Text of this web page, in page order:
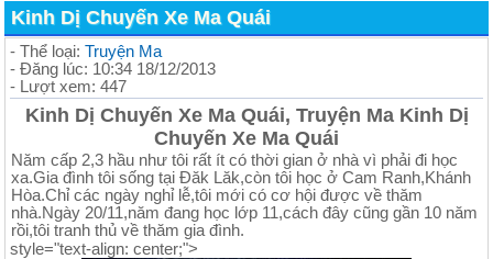
Kinh Dị Chuyến Xe Ma Quái
- Thể loại: Truyện Ma
- Đăng lúc: 10:34 18/12/2013
- Lượt xem: 447
Kinh Dị Chuyến Xe Ma Quái, Truyện Ma Kinh Dị
Chuyến Xe Ma Quái
Năm cấp 2,3 hầu như tôi rất ít có thời gian ở nhà vì phải đi học
xa.Gia đình tôi sống tại Đăk Lăk,còn tôi học ở Cam Ranh,Khánh
Hòa.Chỉ các ngày nghỉ lễ,tôi mới có cơ hội được về thăm
nhà.Ngày 20/11,năm đang học lớp 11,cách đây cũng gần 10 năm
rồi,tôi tranh thủ về thăm gia đình.
style="text-align: center;">